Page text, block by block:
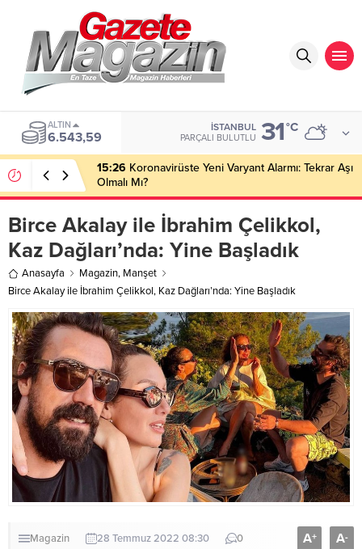
ALTIN
6.543,59
İSTANBUL
PARÇALI BULUTLU 31°C
15:26 Koronavirüste Yeni Varyant Alarmı: Tekrar Aşı
Olmalı Mı?
Birce Akalay ile İbrahim Çelikkol,
Kaz Dağları’nda: Yine Başladık
Anasayfa Magazin, Manşet
Birce Akalay ile İbrahim Çelikkol, Kaz Dağları’nda: Yine Başladık
Magazin 28 Temmuz 2022 08:30 0 A+ A-